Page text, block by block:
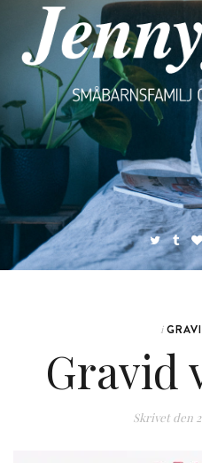
i
Gravid
Skrivet den